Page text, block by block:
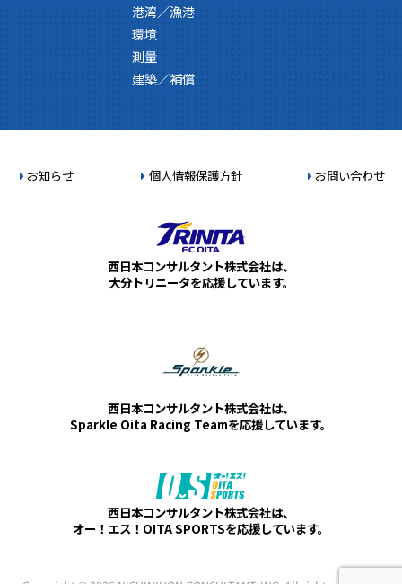
港湾／漁港
環境
測量
建築／補償
お知らせ 個人情報保護方針 お問い合わせ
西日本コンサルタント株式会社は、
大分トリニータを応援しています。
西日本コンサルタント株式会社は、
Sparkle Oita Racing Teamを応援しています。
西日本コンサルタント株式会社は、
オー！エス！OITA SPORTSを応援しています。